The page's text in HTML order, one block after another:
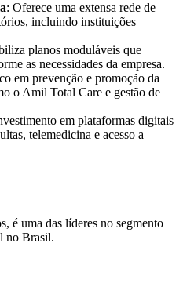
: Oferece uma extensa rede de
incluindo instituições
planos moduláveis que
as necessidades da empresa.
em prevenção e promoção da
o Amil Total Care e gestão de
em plataformas digitais
telemedicina e acesso a
é uma das líderes no segmento
no Brasil.